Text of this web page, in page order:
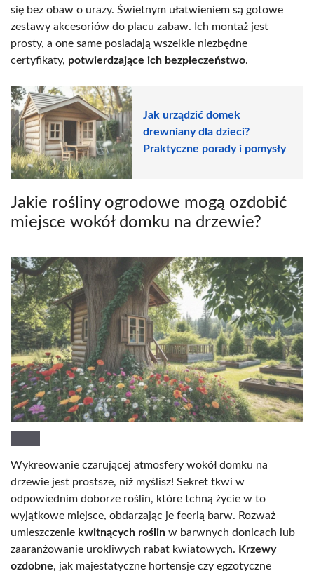
się bez obaw o urazy. Świetnym ułatwieniem są gotowe
zestawy akcesoriów do placu zabaw. Ich montaż jest
prosty, a one same posiadają wszelkie niezbędne
certyfikaty, potwierdzające ich bezpieczeństwo.
Jak urządzić domek
drewniany dla dzieci?
Praktyczne porady i pomysły
Jakie rośliny ogrodowe mogą ozdobić
miejsce wokół domku na drzewie?
Wykreowanie czarującej atmosfery wokół domku na
drzewie jest prostsze, niż myślisz! Sekret tkwi w
odpowiednim doborze roślin, które tchną życie w to
wyjątkowe miejsce, obdarzając je feerią barw. Rozważ
umieszczenie kwitnących roślin w barwnych donicach lub
zaaranżowanie urokliwych rabat kwiatowych. Krzewy
ozdobne, jak majestatyczne hortensje czy egzotyczne